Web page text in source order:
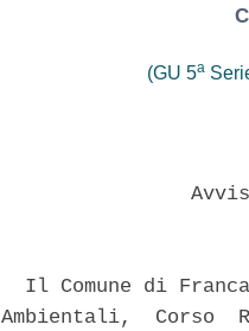
(GU 5a
Il Comune di
Ambientali,  Corso